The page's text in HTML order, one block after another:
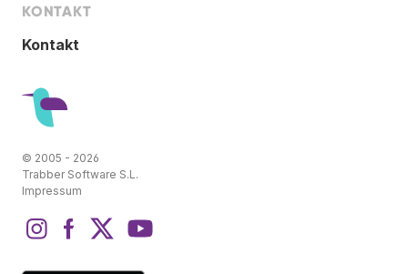
KONTAKT
Kontakt
© 2005 - 2026
Trabber Software S.L.
Impressum